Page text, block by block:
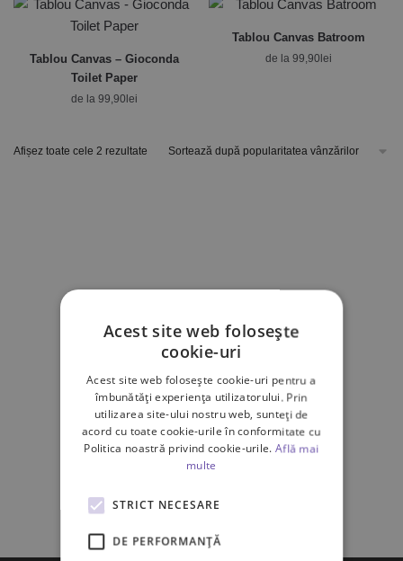
Tablou Canvas – Gioconda
Toilet Paper
de la 99,90lei
Tablou Canvas Batroom
de la99,90lei
Afișez toate cele 2 rezultate
Acest site web folosește
cookie-uri
Acest site web folosește cookie-uri pentru a
îmbunătăți experiența utilizatorului. Prin
utilizarea site-ului nostru web, sunteți de
acord cu toate cookie-urile în conformitate cu
Politica noastră privind cookie-urile.Află mai
multe
STRICT NECESARE
DE PERFORMANȚĂ